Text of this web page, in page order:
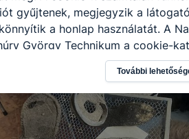
gyűjtenek, megjegyzik a
a honlap használatát. A
György Technikum a cookie-
gyűjtése azzal
hogy a honlap melyik
hogyan biztosítsunk
ismét meglátogatja oldalunkat,
tudja kikapcsolni a cookie-
További